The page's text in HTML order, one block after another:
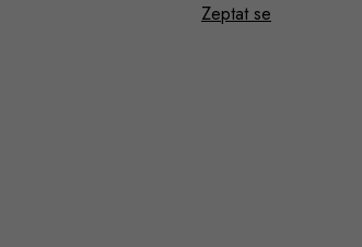
Zeptat se